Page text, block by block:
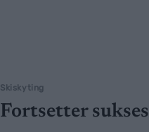
Skiskyting
Fortsetter